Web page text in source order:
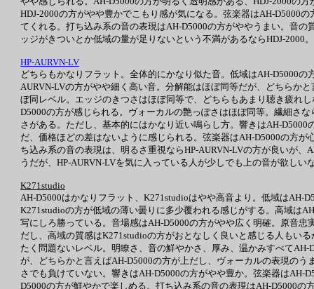
HDJ-2000の方がやや豊かでこもり感が気になる。弦楽器はAH-D5000
てくれる。打ち込み系の音の表現はAH-D5000の方がややうまい。音
ッジがきついとか低域の量が足りないという不満があるならHDJ-2000。
HP-AURVN-LV
どちらもかなりフラット。全体的にかなり似た音。低域はAH-D5000
AURVN-LVの方がやや細く高い音。分解能はほぼ同等だが、どちらか
ぼ同レベル。エッジのきつさはほぼ同等で、どちらもあまり聴き疲れ
D5000の方が感じられる。ヴォーカルの艶っぽさはほぼ同等。繊細さ
さがある。ただし、基本的にはかなり近い鳴らし方。響きはAH-
だ、価格ほどの差はないように感じられる。弦楽器はAH-D5000の方
ち込み系の音の表現は、明るさ重視ならHP-AURVN-LVの方が良いが
うだが、HP-AURVN-LVを気に入っている人が少しでも上の音が欲しい
K271studio
AH-D5000はかなりフラット、K271studioはやや高音より。低域はAH-
K271studioの方が低域の薄い曇りに多少覆われる感じがする。高域は
写にしろ勝っている。音場感はAH-D5000の方がやや広く明確。原音
だし、高域の質感はK271studioの方がおとなしく良いと感じる人もい
たく問題ないレベル。明瞭さ、音の鮮やかさ、厚み、温かみすべて
が、どちらかと言えばAH-D5000の方が上だし、ヴォーカルの表現の
さでも負けていない。響きはAH-D5000の方がやや豊か。弦楽器は
D5000の方が鮮やかで楽しめる。打ち込み系の音の表現はAH-D5000